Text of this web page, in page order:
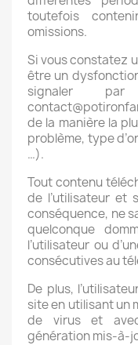
toutefois
omissions.
Si vous constatez
être un
signaler
de la manière la
problème, type
…).
Tout contenu
de l’utilisateur et
conséquence, ne
quelconque
l’utilisateur ou
consécutives au
De plus,
site en utilisant un
de virus et
génération mis-à-